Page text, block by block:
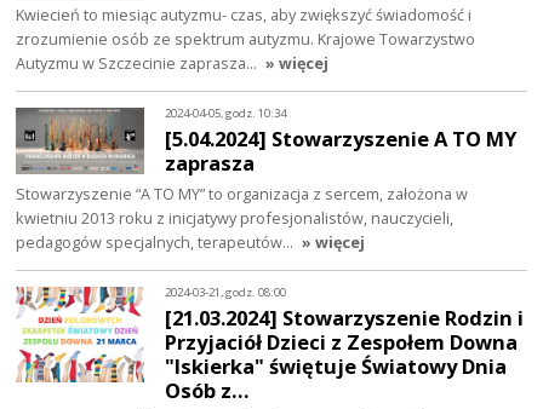
Kwiecień to miesiąc autyzmu- czas, aby zwiększyć świadomość i
zrozumienie osób ze spektrum autyzmu. Krajowe Towarzystwo
Autyzmu w Szczecinie zaprasza… » więcej
2024-04-05, godz. 10:34
[5.04.2024] Stowarzyszenie A TO MY
zaprasza
Stowarzyszenie “A TO MY” to organizacja z sercem, założona w
kwietniu 2013 roku z inicjatywy profesjonalistów, nauczycieli,
pedagogów specjalnych, terapeutów… » więcej
2024-03-21, godz. 08:00
[21.03.2024] Stowarzyszenie Rodzin i
Przyjaciół Dzieci z Zespołem Downa
"Iskierka" świętuje Światowy Dnia
Osób z…